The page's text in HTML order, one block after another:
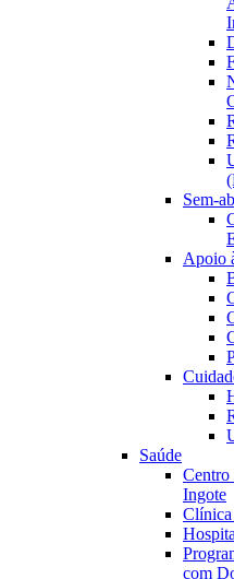
Sem-
Apoio
Saúde
Centro
Ingote
Clínica
com